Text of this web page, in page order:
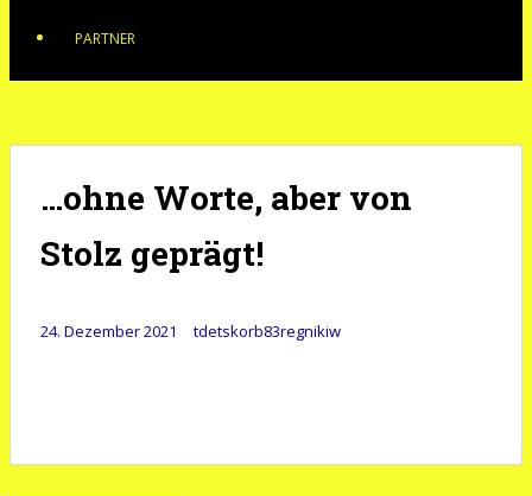
PARTNER
…ohne Worte, aber von
Stolz geprägt!
24. Dezember 2021 tdetskorb83regnikiw